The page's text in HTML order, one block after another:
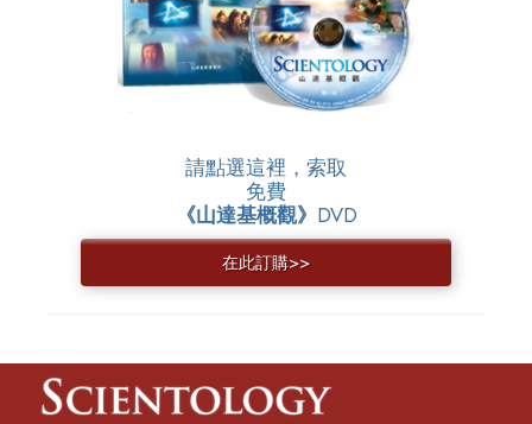
請點選這裡，索取
免費
《山達基概觀》 DVD
在此訂購>>